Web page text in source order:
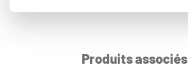
Produits associés